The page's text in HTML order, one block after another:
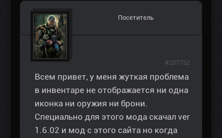
Посетитель
Всем привет, у меня жуткая проблема
в инвентаре не отображается ни одна
иконка ни оружия ни брони.
Специально для этого мода скачал ver
1.6.02 и мод с этого сайта но когда
#207752